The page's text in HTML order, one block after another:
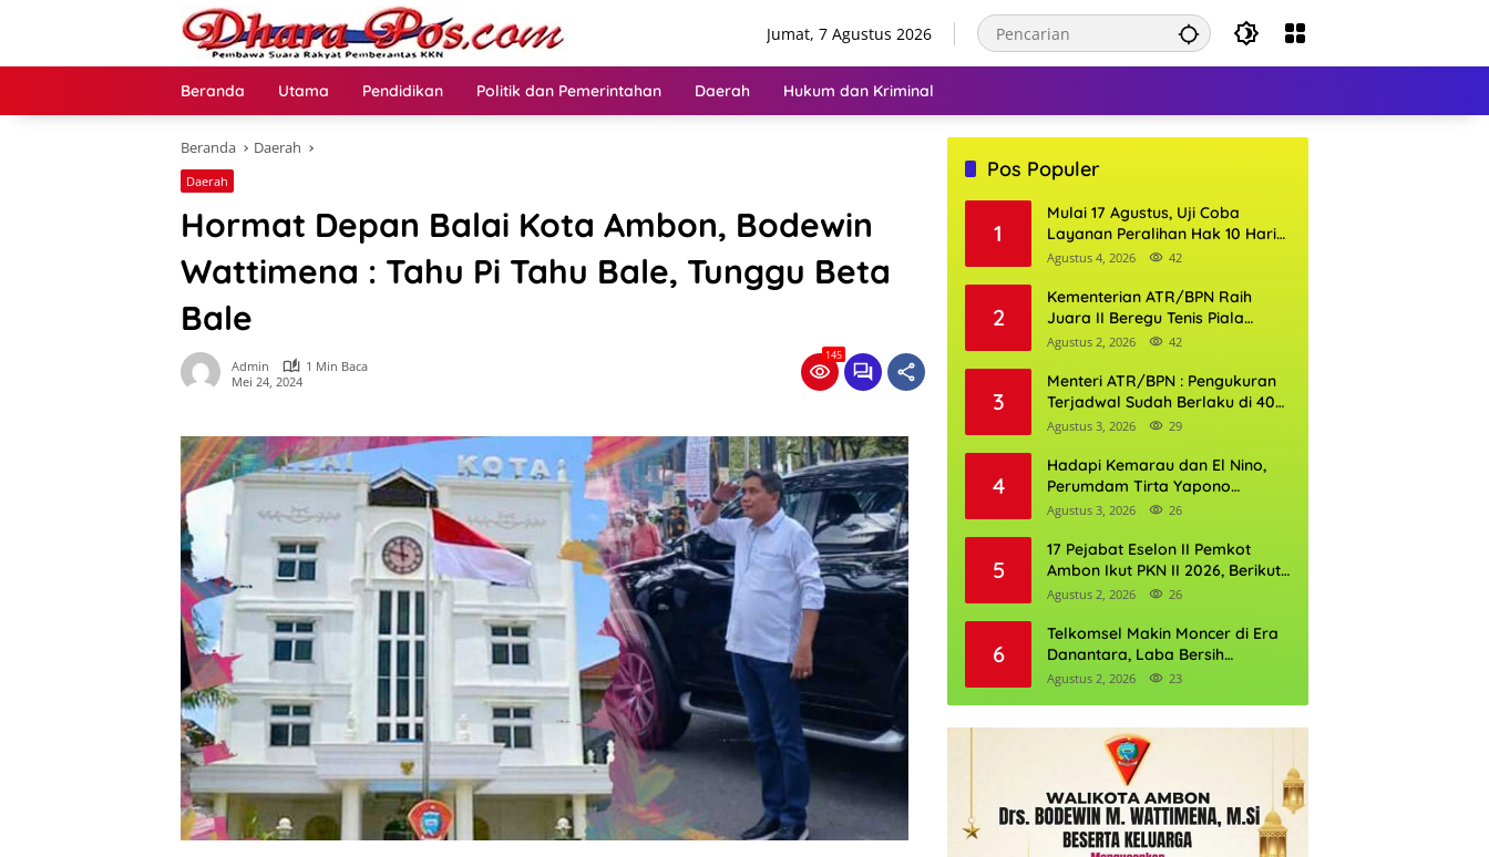
Jumat, 7 Agustus 2026
Beranda Utama Pendidikan Politik dan Pemerintahan Daerah Hukum dan Kriminal
Beranda Daerah
Daerah
Hormat Depan Balai Kota Ambon, Bodewin
Wattimena : Tahu Pi Tahu Bale, Tunggu Beta
Bale
Admin
1 Min Baca
Mei 24, 2024
145
Pos Populer
1
Mulai 17 Agustus, Uji Coba
Layanan Peralihan Hak 10 Hari
di 15 Kantor Pertanahan
Agustus 4, 2026 42
2
Kementerian ATR/BPN Raih
Juara II Beregu Tenis Piala
Gubernur DKI Jakarta 2026
Agustus 2, 2026 42
3
Menteri ATR/BPN : Pengukuran
Terjadwal Sudah Berlaku di 400
Kantor Pertanahan
Agustus 3, 2026 29
4
Hadapi Kemarau dan El Nino,
Perumdam Tirta Yapono
Perkuat Cadangan Air Ambon
Agustus 3, 2026 26
5
17 Pejabat Eselon II Pemkot
Ambon Ikut PKN II 2026, Berikut
Daftarnya
Agustus 2, 2026 26
6
Telkomsel Makin Moncer di Era
Danantara, Laba Bersih
Semester I 2026 Tembus Rp10,4
Agustus 2, 2026 23